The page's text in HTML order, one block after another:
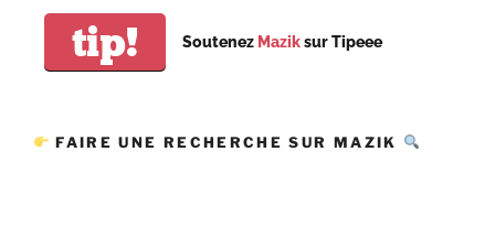
tip! Soutenez Maziksur Tipeee
FAIRE UNE RECHERCHE SUR MAZIK